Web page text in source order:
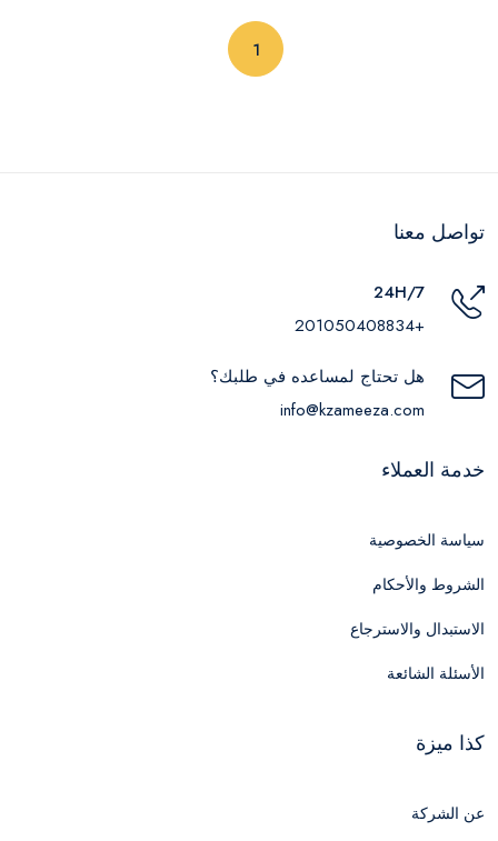
1
تواصل معنا
24H/7
+201050408834
هل تحتاج لمساعده في طلبك؟
info@kzameeza.com
خدمة العملاء
سياسة الخصوصية
الشروط والأحكام
الاستبدال والاسترجاع
الأسئلة الشائعة
كذا ميزة
عن الشركة